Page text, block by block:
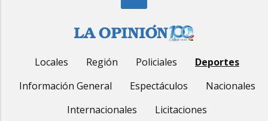
Locales Región Policiales
Deportes
Información General
Espectáculos
Nacionales
Internacionales
Licitaciones